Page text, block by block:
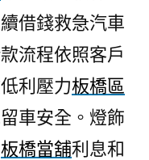
借錢救急汽車
流程依照客戶
利壓力板橋區
車安全。燈飾
板橋當舖利息和